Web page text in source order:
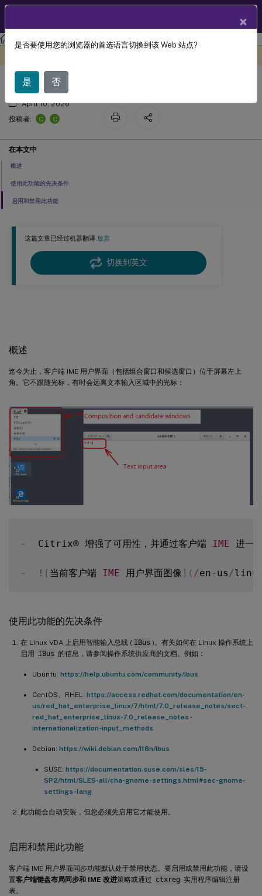
Linux 虚拟投递代理 Linux Virtual Delivery Agent 2305
这篇文章已经过机器翻译.放弃
切换到英文
概述
迄今为止，客户端 IME 用户界面（包括组合窗口和候选窗口）位于屏幕左上
角。它不跟随光标，有时会远离文本输入区域中的光标：
-
  Citrix® 增强了可用性，并通过客户端
IME 进一
- ! [ 当前客户端 IME 用户界面图像 ] ( /en - us/
使用此功能的先决条件
在 Linux VDA 上启用智能输入总线 ( IBus )。有关如何在 Linux 操作系统上
启用
IBus 的信息，请参阅操作系统供应商的文档。例如：
Ubuntu: https://help.ubuntu.com/community/ibus
CentOS、RHEL: https://access.redhat.com/documentation/en-
us/red_hat_enterprise_linux/7/html/7.0_release_notes/sect-
red_hat_enterprise_linux-7.0_release_notes-
internationalization-input_methods
Debian: https://wiki.debian.com/I18n/ibus
SUSE: https://documentation.suse.com/sles/15-
SP2/html/SLES-all/cha-gnome-settings.html#sec-gnome-
settings-lang
此功能会自动安装，但您必须先启用它才能使用。
启用和禁用此功能
客户端 IME 用户界面同步功能默认处于禁用状态。要启用或禁用此功能，请设
置客户端键盘布局同步和 IME 改进策略或通过 ctxreg 实用程序编辑注册
表。
客户端 IME 用户界面同步
April 10, 2026
投稿者:
C C
在本文中
概述
使用此功能的先决条件
启用和禁用此功能
×
是否要使用您的浏览器的首选语言切换到该 Web 站点?
是 否